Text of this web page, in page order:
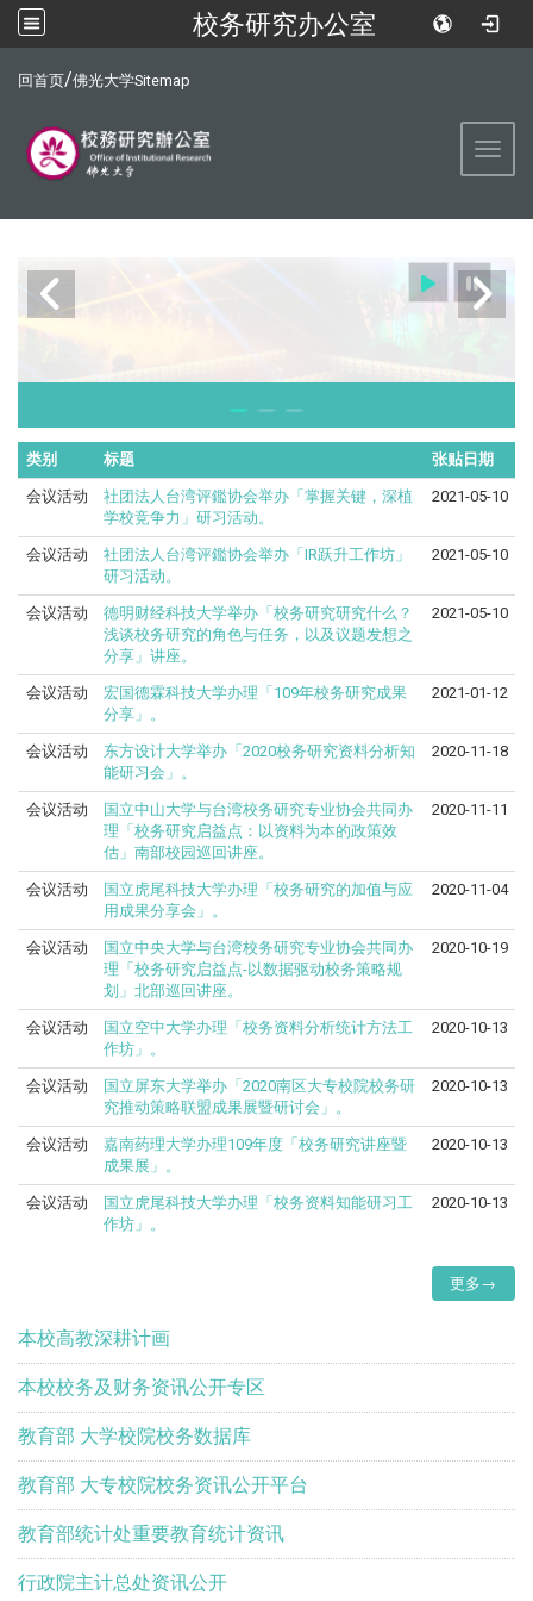
校务研究办公室
回首页/佛光大学Sitemap
类别 标题 张贴日期
会议活动
社团法人台湾评鑑协会举办「掌握关键，深植
学校竞争力」研习活动。
2021-05-10
会议活动
社团法人台湾评鑑协会举办「IR跃升工作坊」
研习活动。
2021-05-10
会议活动
德明财经科技大学举办「校务研究研究什么？
浅谈校务研究的角色与任务，以及议题发想之
分享」讲座。
2021-05-10
会议活动
宏国德霖科技大学办理「109年校务研究成果
分享」。
2021-01-12
会议活动
东方设计大学举办「2020校务研究资料分析知
能研习会」。
2020-11-18
会议活动
国立中山大学与台湾校务研究专业协会共同办
理「校务研究启益点：以资料为本的政策效
估」南部校园巡回讲座。
2020-11-11
会议活动
国立虎尾科技大学办理「校务研究的加值与应
用成果分享会」。
2020-11-04
会议活动
国立中央大学与台湾校务研究专业协会共同办
理「校务研究启益点-以数据驱动校务策略规
划」北部巡回讲座。
2020-10-19
会议活动
国立空中大学办理「校务资料分析统计方法工
作坊」。
2020-10-13
会议活动
国立屏东大学举办「2020南区大专校院校务研
究推动策略联盟成果展暨研讨会」。
2020-10-13
会议活动
嘉南药理大学办理109年度「校务研究讲座暨
成果展」。
2020-10-13
会议活动
国立虎尾科技大学办理「校务资料知能研习工
作坊」。
2020-10-13
更多→
本校高教深耕计画
本校校务及财务资讯公开专区
教育部 大学校院校务数据库
教育部 大专校院校务资讯公开平台
教育部统计处重要教育统计资讯
行政院主计总处资讯公开